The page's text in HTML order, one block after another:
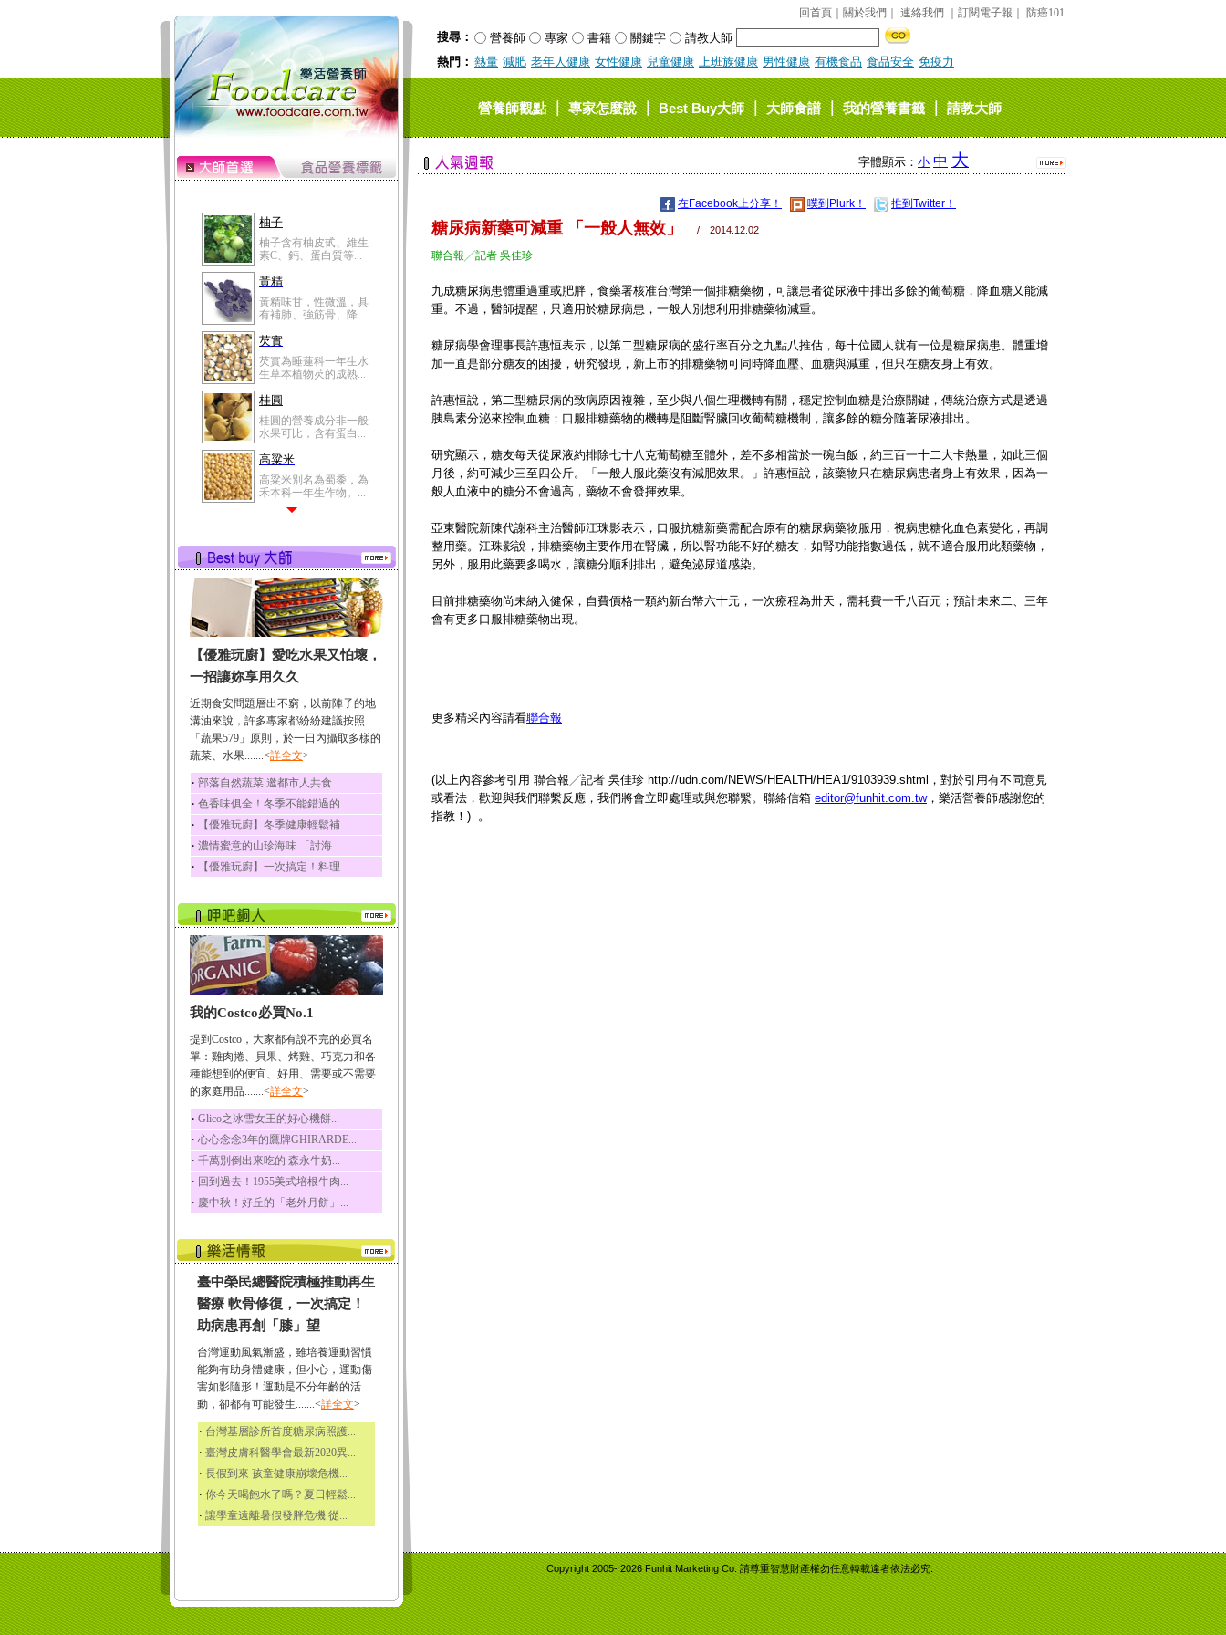
回首頁 關於我們 連絡我們 訂閱電子報 防癌101
搜尋： 營養師 專家 書籍 關鍵字
請教大師
熱門： 熱量 減肥 老年人健康 女性健康 兒童健康 上班族健康 男性健康 有機食品 食品安全 免疫力
營養師觀點｜專家怎麼說｜Best Buy大師｜大師食譜｜我的營養書籤｜請教大師
柚子
柚子含有柚皮甙、維生
素C、鈣、蛋白質等...
黃精
黃精味甘，性微溫，具
有補肺、強筋骨、降...
芡實
芡實為睡蓮科一年生水
生草本植物芡的成熟...
桂圓
桂圓的營養成分非一般
水果可比，含有蛋白...
高粱米
高粱米別名為蜀黍，為
禾本科一年生作物。...
有蛋白質、脂肪、磷...
鮪魚
鮪魚肚肉中的不飽和脂
肪酸內富含EPA和DH...
韭菜
韭菜所含的膳食纖維能
幫助消化與通便；揮...
冬瓜
冬瓜營養價值高，鈉含
量極低是水腫病人的...
豆豉
豆豉裡頭含有營養的蛋
白質、脂肪、鈣、磷...
榛果
榛果裡所含的營養素有
蛋白質、脂肪、醣類...
迷迭香
酸、迷迭香酸、植物...
咖啡
咖啡中的咖啡因會刺激
中樞神經系統，特別...
椰子
椰子含有糖類、脂肪、
荔枝
荔枝性質溫和所含的營
養素有醣類、檸檬酸...
五味子
五味子性質溫熱所含營
養成分有揮發油、檸...
草魚
草魚含有維生素A、維生
素C、及豐富的蛋白...
【優雅玩廚】愛吃水果又怕壞，
一招讓妳享用久久
近期食安問題層出不窮，以前陣子的地
溝油來說，許多專家都紛紛建議按照
「蔬果579」原則，於一日內攝取多樣的
蔬菜、水果.......<詳全文>
‧ 部落自然蔬菜 邀都市人共食...
‧ 色香味俱全！冬季不能錯過的...
‧ 【優雅玩廚】冬季健康輕鬆補...
‧ 濃情蜜意的山珍海味 「討海...
‧ 【優雅玩廚】一次搞定！料理...
我的Costco必買No.1
提到Costco，大家都有說不完的必買名
單：雞肉捲、貝果、烤雞、巧克力和各
種能想到的便宜、好用、需要或不需要
的家庭用品.......<詳全文>
‧ Glico之冰雪女王的好心機餅...
‧ 心心念念3年的鷹牌GHIRARDE...
‧ 千萬別倒出來吃的 森永牛奶...
‧ 回到過去！1955美式培根牛肉...
‧ 慶中秋！好丘的「老外月餅」...
臺中榮民總醫院積極推動再生
醫療 軟骨修復，一次搞定！
助病患再創「膝」望
台灣運動風氣漸盛，雖培養運動習慣
能夠有助身體健康，但小心，運動傷
害如影隨形！運動是不分年齡的活
動，卻都有可能發生.......<詳全文>
‧ 台灣基層診所首度糖尿病照護...
‧ 臺灣皮膚科醫學會最新2020異...
‧ 長假到來 孩童健康崩壞危機...
‧ 你今天喝飽水了嗎？夏日輕鬆...
‧ 讓學童遠離暑假發胖危機 從...
字體顯示： 小 中 大
在Facebook上分享！ 噗到Plurk！ 推到Twitter！
糖尿病新藥可減重 「一般人無效」 / 2014.12.02
聯合報╱記者 吳佳珍
九成糖尿病患體重過重或肥胖，食藥署核准台灣第一個排糖藥物，可讓患者從尿液中排出多餘的葡萄糖，降血糖又能減
重。不過，醫師提醒，只適用於糖尿病患，一般人別想利用排糖藥物減重。
糖尿病學會理事長許惠恒表示，以第二型糖尿病的盛行率百分之九點八推估，每十位國人就有一位是糖尿病患。體重增
加一直是部分糖友的困擾，研究發現，新上市的排糖藥物可同時降血壓、血糖與減重，但只在糖友身上有效。
許惠恒說，第二型糖尿病的致病原因複雜，至少與八個生理機轉有關，穩定控制血糖是治療關鍵，傳統治療方式是透過
胰島素分泌來控制血糖；口服排糖藥物的機轉是阻斷腎臟回收葡萄糖機制，讓多餘的糖分隨著尿液排出。
研究顯示，糖友每天從尿液約排除七十八克葡萄糖至體外，差不多相當於一碗白飯，約三百一十二大卡熱量，如此三個
月後，約可減少三至四公斤。「一般人服此藥沒有減肥效果。」許惠恒說，該藥物只在糖尿病患者身上有效果，因為一
般人血液中的糖分不會過高，藥物不會發揮效果。
亞東醫院新陳代謝科主治醫師江珠影表示，口服抗糖新藥需配合原有的糖尿病藥物服用，視病患糖化血色素變化，再調
整用藥。江珠影說，排糖藥物主要作用在腎臟，所以腎功能不好的糖友，如腎功能指數過低，就不適合服用此類藥物，
另外，服用此藥要多喝水，讓糖分順利排出，避免泌尿道感染。
目前排糖藥物尚未納入健保，自費價格一顆約新台幣六十元，一次療程為卅天，需耗費一千八百元；預計未來二、三年
會有更多口服排糖藥物出現。
更多精采內容請看聯合報
(以上內容參考引用 聯合報╱記者 吳佳珍 http://udn.com/NEWS/HEALTH/HEA1/9103939.shtml，對於引用有不同意見
或看法，歡迎與我們聯繫反應，我們將會立即處理或與您聯繫。聯絡信箱 editor@funhit.com.tw，樂活營養師感謝您的
指教！) 。
Copyright 2005-2026 Funhit Marketing Co. 請尊重智慧財產權勿任意轉載違者依法必究.